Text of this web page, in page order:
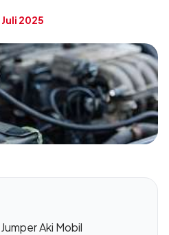
2025
Aki Mobil